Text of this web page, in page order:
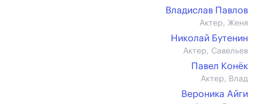
Владислав Павлов
Актер, Женя
Николай Бутенин
Актер, Савельев
Павел Конёк
Актер, Влад
Вероника Айги